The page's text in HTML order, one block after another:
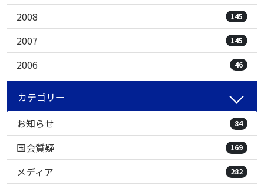
2008 145
2007 145
2006 46
カテゴリー
お知らせ
84
国会質疑 169
メディア 282